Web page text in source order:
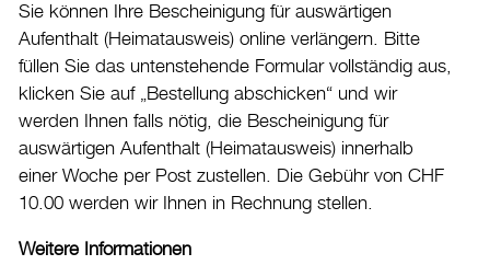
Organigramm
Mitarbeitende
Onlineschalter
Dienstleistungen
Formulare
Dokumente
Leitbild
Sie können Ihre Bescheinigung für auswärtigen
Aufenthalt (Heimatausweis) online verlängern. Bitte
füllen Sie das untenstehende Formular vollständig aus,
klicken Sie auf „Bestellung abschicken“ und wir
werden Ihnen falls nötig, die Bescheinigung für
auswärtigen Aufenthalt (Heimatausweis) innerhalb
einer Woche per Post zustellen. Die Gebühr von CHF
10.00 werden wir Ihnen in Rechnung stellen.
Weitere Informationen